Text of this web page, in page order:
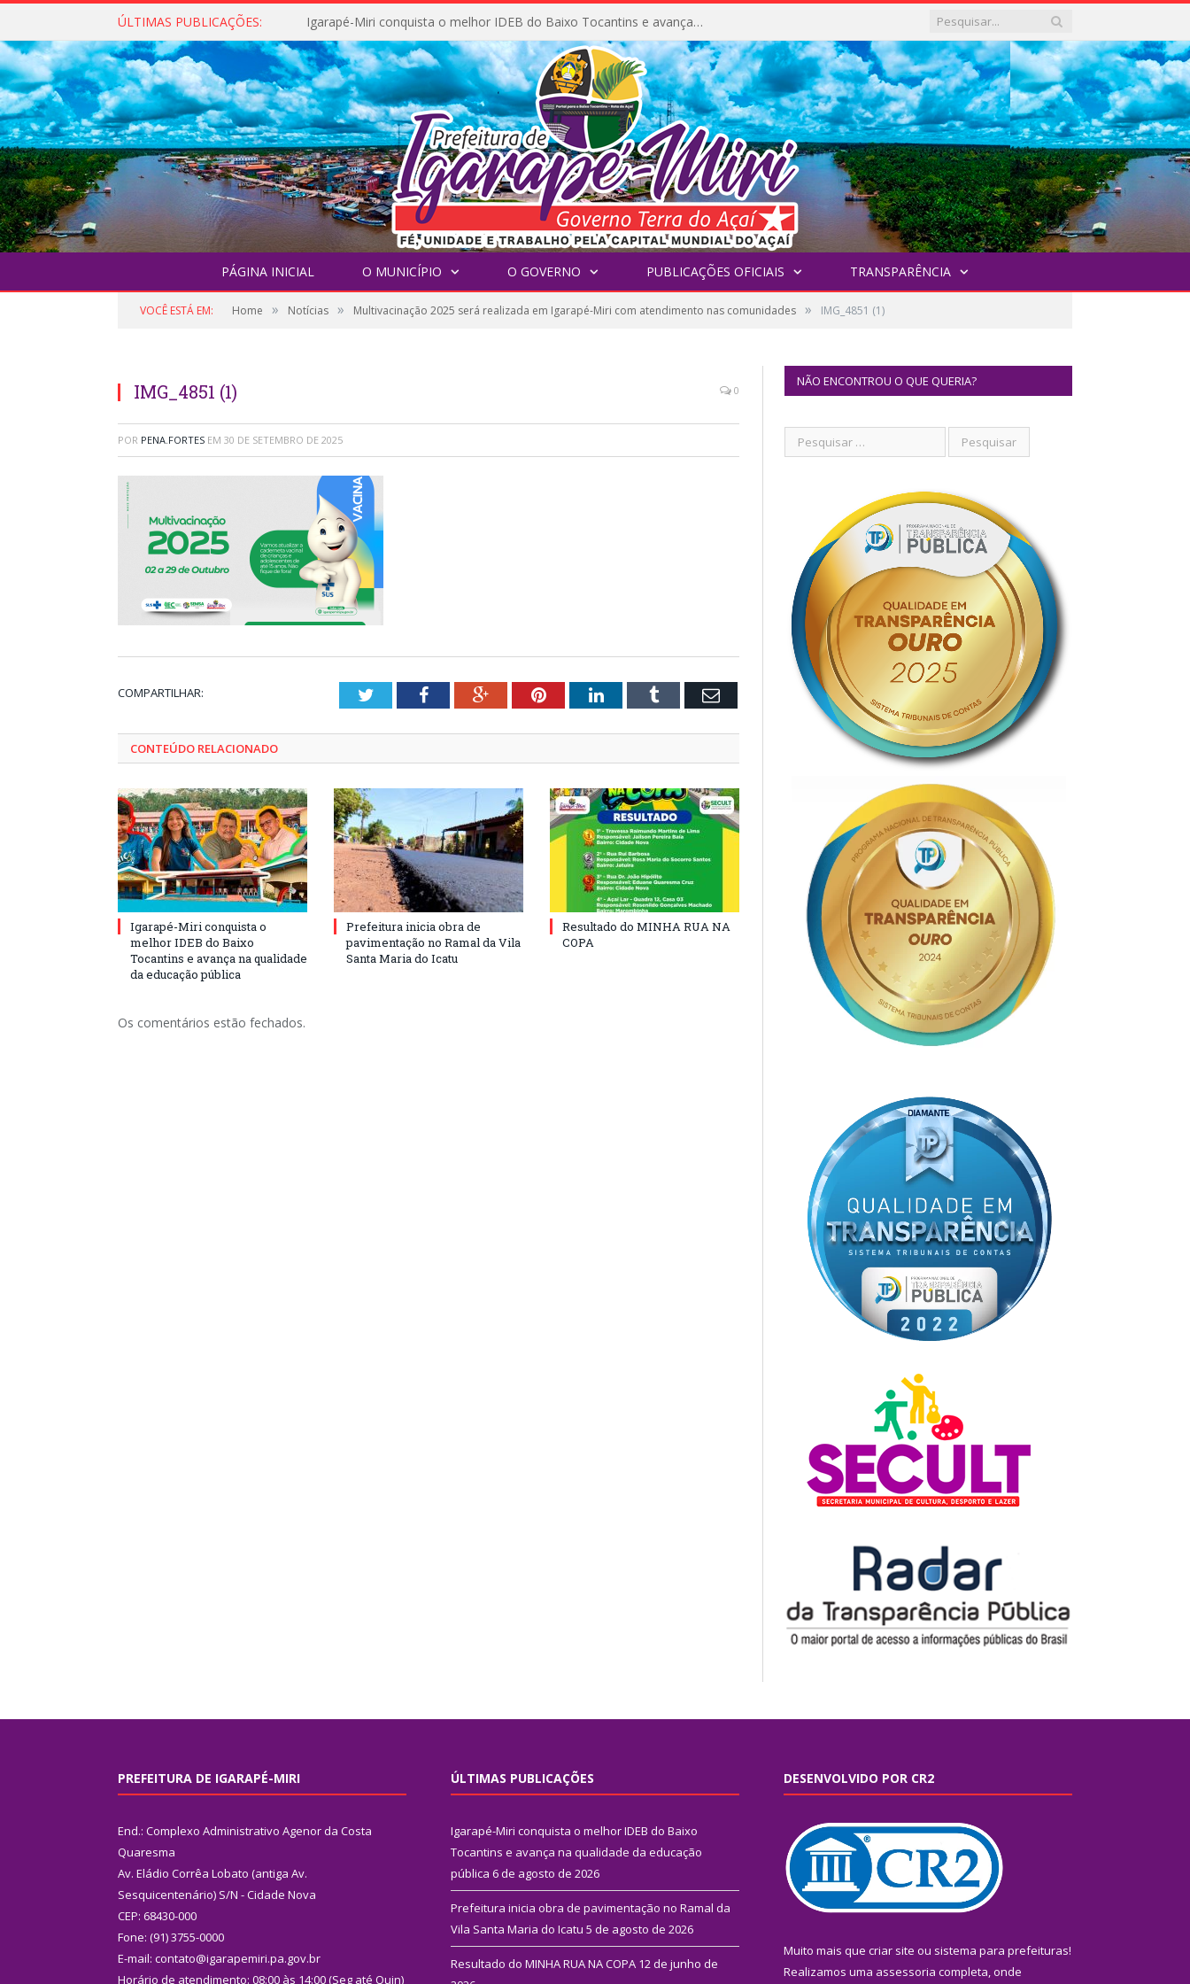
ÚLTIMAS PUBLICAÇÕES: Igarapé-Miri conquista o melhor IDEB do Baixo Tocantins e avança na qualidade da educação pública
PÁGINA INICIAL O MUNICÍPIO O GOVERNO PUBLICAÇÕES OFICIAIS TRANSPARÊNCIA
VOCÊ ESTÁ EM: Home » Notícias » Multivacinação 2025 será realizada em Igarapé-Miri com atendimento nas comunidades » IMG_4851 (1)
IMG_4851 (1) 0
POR PENA.FORTES EM 30 DE SETEMBRO DE 2025
COMPARTILHAR: TwitterFacebookGoogle+PinterestLinkedInTumblr Email
CONTEÚDO RELACIONADO
Igarapé-Miri conquista o
melhor IDEB do Baixo
Tocantins e avança na qualidade
da educação pública
Prefeitura inicia obra de
pavimentação no Ramal da Vila
Santa Maria do Icatu
Resultado do MINHA RUA NA
COPA
Os comentários estão fechados.
NÃO ENCONTROU O QUE QUERIA?
PREFEITURA DE IGARAPÉ-MIRI
End.: Complexo Administrativo Agenor da Costa
Quaresma
Av. Eládio Corrêa Lobato (antiga Av.
Sesquicentenário) S/N - Cidade Nova
CEP: 68430-000
Fone: (91) 3755-0000
E-mail: contato@igarapemiri.pa.gov.br
Horário de atendimento: 08:00 às 14:00 (Seg até Quin)
ÚLTIMAS PUBLICAÇÕES
Igarapé-Miri conquista o melhor IDEB do Baixo
Tocantins e avança na qualidade da educação
pública 6 de agosto de 2026
Prefeitura inicia obra de pavimentação no Ramal da
Vila Santa Maria do Icatu 5 de agosto de 2026
Resultado do MINHA RUA NA COPA 12 de junho de
DESENVOLVIDO POR CR2
Muito mais que criar site ou sistema para prefeituras!
Realizamos uma assessoria completa, onde